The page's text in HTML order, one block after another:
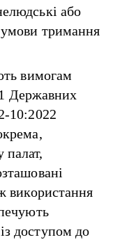
або
тримання
вимогам
Державних
10:2022
палат,
використання
доступом до